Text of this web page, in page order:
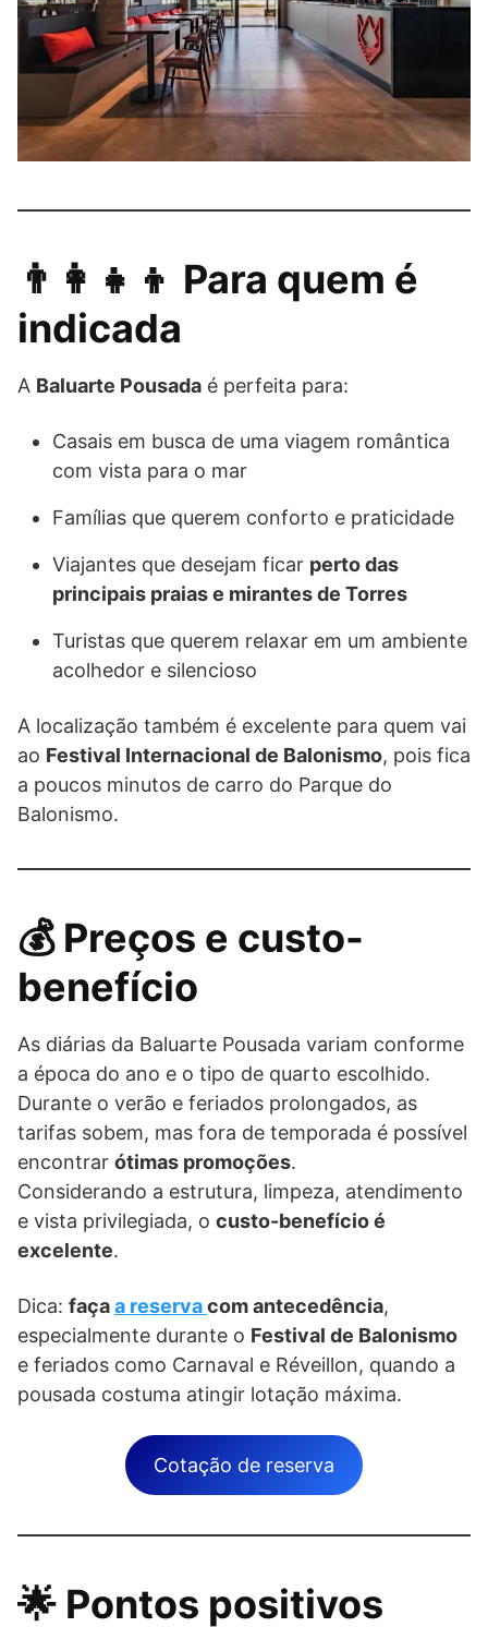
👨‍👩‍👧‍👦 Para quem é
indicada
A Baluarte Pousada é perfeita para:
Casais em busca de uma viagem romântica
com vista para o mar
Famílias que querem conforto e praticidade
Viajantes que desejam ficar perto das
principais praias e mirantes de Torres
Turistas que querem relaxar em um ambiente
acolhedor e silencioso
A localização também é excelente para quem vai
ao Festival Internacional de Balonismo, pois fica
a poucos minutos de carro do Parque do
Balonismo.
💰 Preços e custo-
benefício
As diárias da Baluarte Pousada variam conforme
a época do ano e o tipo de quarto escolhido.
Durante o verão e feriados prolongados, as
tarifas sobem, mas fora de temporada é possível
encontrar ótimas promoções.
Considerando a estrutura, limpeza, atendimento
e vista privilegiada, o custo-benefício é
excelente.
Dica: façaa reservacom antecedência,
especialmente durante o Festival de Balonismo
e feriados como Carnaval e Réveillon, quando a
pousada costuma atingir lotação máxima.
Cotação de reserva
🌟 Pontos positivos